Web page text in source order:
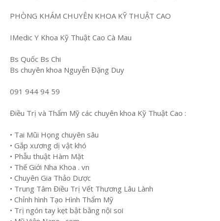
PHÒNG KHÁM CHUYÊN KHOA KỸ THUẬT CAO
IMedic Y Khoa Kỹ Thuật Cao Cà Mau
Bs Quốc Bs Chi
Bs chuyên khoa Nguyễn Đặng Duy
091 944 94 59
Điều Trị và Thẩm Mỹ các chuyên khoa Kỹ Thuật Cao :
• Tai Mũi Họng chuyên sâu
• Gắp xương dị vật khó
• Phẫu thuật Hàm Mặt
• Thế Giới Nha Khoa . vn
• Chuyên Gia Thảo Dược
• Trung Tâm Điều Trị Vết Thương Lâu Lành
• Chỉnh hình Tạo Hình Thẩm Mỹ
• Trị ngón tay kẹt bật bằng nội soi